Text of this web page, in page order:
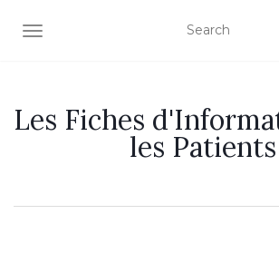
OUVRIR/FERMER LA NAVIGATION
Les Fiches
les Patients